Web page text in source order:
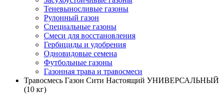
Теневыносливые газоны
Рулонный газон
Специальные газоны
Смеси для восстановления
Гербициды и удобрения
Одновидовые семена
Футбольные газоны
Газонная трава и травосмеси
Травосмесь Газон Сити Настоящий УНИВЕРСАЛЬНЫЙ
(10 кг)